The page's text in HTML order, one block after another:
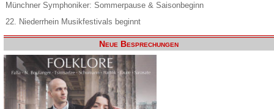
Münchner Symphoniker: Sommerpause & Saisonbeginn
22. Niederrhein Musikfestivals beginnt
Neue Besprechungen